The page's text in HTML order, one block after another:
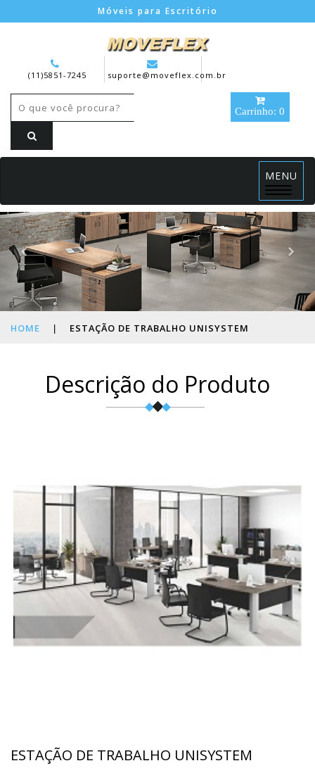
Móveis para Escritório
(11)5851-7245 suporte@moveflex.com.br
Carrinho: 0
MENU
Menu
HOME | ESTAÇÃO DE TRABALHO UNISYSTEM
Descrição do Produto
ESTAÇÃO DE TRABALHO UNISYSTEM